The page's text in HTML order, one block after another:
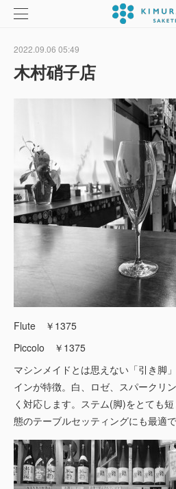
2022.09.06 05:49
木村硝子店
Flute ￥1375
Piccolo ￥1375
マシンメイドとは思えない「引き脚
インが特徴。白、ロゼ、スパークリ
く対応します。ステム(脚)をとても
態のテーブルセッティングにも最適で